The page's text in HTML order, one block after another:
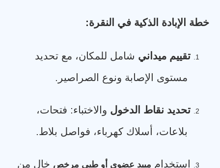
خطة الإبادة الذكية في النقرة:
1. تقييم ميداني شامل للمكان، مع تحديد
مستوى الإصابة ونوع الصراصير .
2. تحديد نقاط الدخول والاختباء: فتحات،
بلاعات، أسلاك كهرباء، فواصل بلاط.
3. استخدام مبيد عضوي أو طبي مرخص خالٍ من